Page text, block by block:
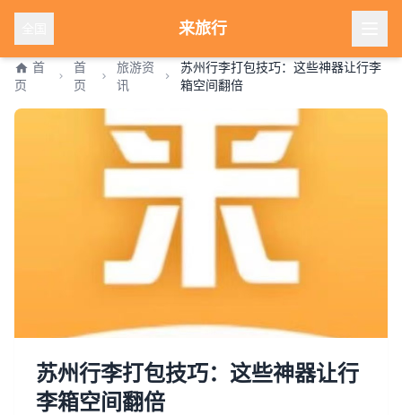
来旅行
首
页
首
页
旅游资
讯
苏州行李打包技巧：这些神器让行李
箱空间翻倍
苏州行李打包技巧：这些神器让行
李箱空间翻倍